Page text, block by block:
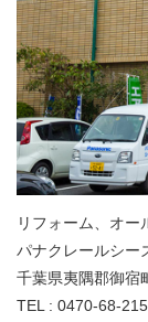
リフォーム、オー
パナクレールシー
千葉県夷隅郡御宿
TEL : 0470-68-